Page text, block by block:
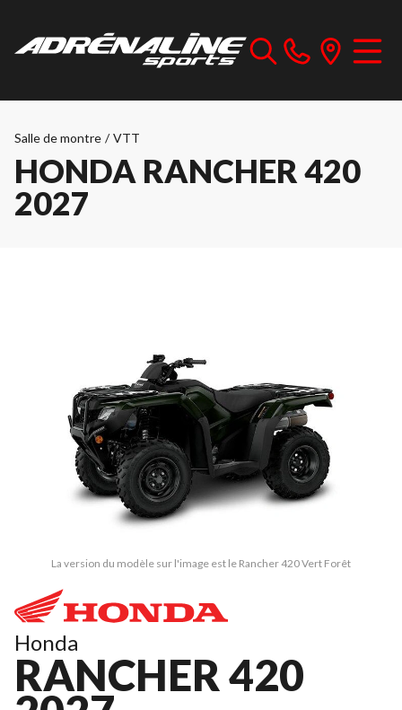
Salle de montre / VTT
HONDA RANCHER 420
2027
La version du modèle sur l'image est le Rancher 420 Vert Forêt
Honda
RANCHER 420